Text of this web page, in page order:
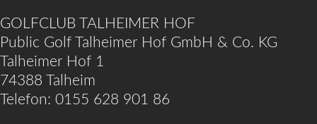
GOLFCLUB TALHEIMER HOF
Public Golf Talheimer Hof GmbH & Co. KG
Talheimer Hof 1
74388 Talheim
Telefon: 0155 628 901 86